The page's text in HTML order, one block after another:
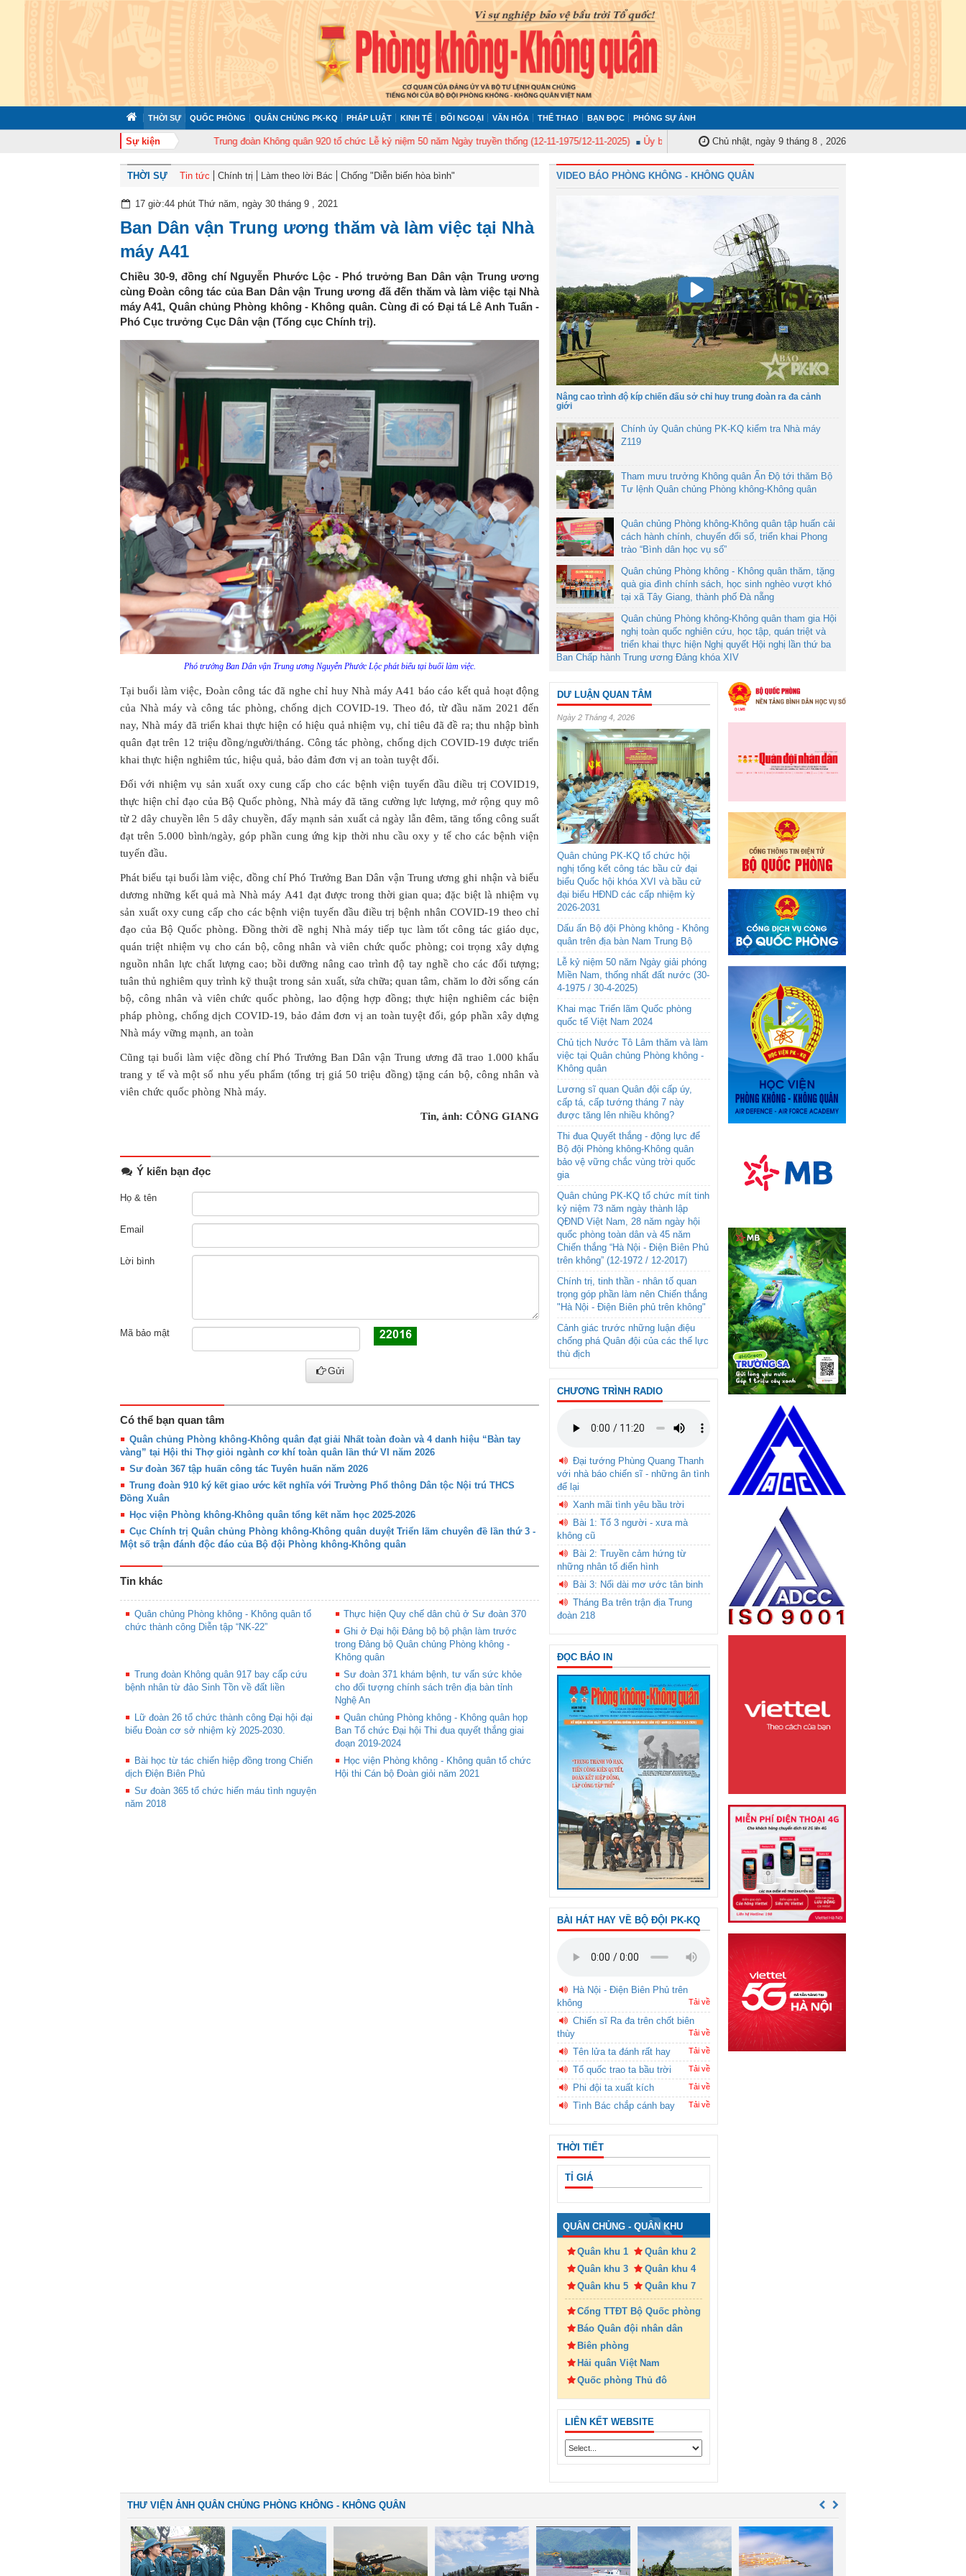
THỜI SỰ QUỐC PHÒNG QUÂN CHỦNG PK-KQ PHÁP LUẬT KINH TẾ ĐỐI NGOẠI VĂN HÓA THỂ THAO BẠN ĐỌC PHÓNG SỰ ẢNH
Sự kiện
372 tổ chức tập huấn cán bộ năm 2026 Trung đoàn Không quân 920 tổ chức Lễ kỷ niệm 50 năm Ngày truyền thống (12-11-1975/12-11-2025) Ủy ban Kiểm tra Quân ủy Trung ương tập huấn nghiệp vụ công tác kiểm tra, giám
Chủ nhật, ngày 9 tháng 8 , 2026
THỜI SỰ Tin tức Chính trị Làm theo lời Bác Chống "Diễn biến hòa bình"
17 giờ:44 phút Thứ năm, ngày 30 tháng 9 , 2021
Ban Dân vận Trung ương thăm và làm việc tại Nhà
máy A41
Chiều 30-9, đồng chí Nguyễn Phước Lộc - Phó trưởng Ban Dân vận Trung ương
cùng Đoàn công tác của Ban Dân vận Trung ương đã đến thăm và làm việc tại Nhà
máy A41, Quân chủng Phòng không - Không quân. Cùng đi có Đại tá Lê Anh Tuấn -
Phó Cục trưởng Cục Dân vận (Tổng cục Chính trị).
Phó trưởng Ban Dân vận Trung ương Nguyễn Phước Lộc phát biểu tại buổi làm việc.
Tại buổi làm việc, Đoàn công tác đã nghe chỉ huy Nhà máy A41 báo cáo kết quả hoạt động
của Nhà máy và công tác phòng, chống dịch COVID-19. Theo đó, từ đầu năm 2021 đến
nay, Nhà máy đã triển khai thực hiện có hiệu quả nhiệm vụ, chỉ tiêu đã đề ra; thu nhập bình
quân đạt trên 12 triệu đồng/người/tháng. Công tác phòng, chống dịch COVID-19 được triển
khai thực hiện nghiêm túc, hiệu quả, bảo đảm đơn vị an toàn tuyệt đối.
Đối với nhiệm vụ sản xuất oxy cung cấp cho các bệnh viện tuyến đầu điều trị COVID19,
thực hiện chỉ đạo của Bộ Quốc phòng, Nhà máy đã tăng cường lực lượng, mở rộng quy mô
từ 2 dây chuyền lên 5 dây chuyền, đẩy mạnh sản xuất cả ngày lẫn đêm, tăng tổng công suất
đạt trên 5.000 bình/ngày, góp phần cung ứng kịp thời nhu cầu oxy y tế cho các bệnh viện
tuyến đầu.
Phát biểu tại buổi làm việc, đồng chí Phó Trưởng Ban Dân vận Trung ương ghi nhận và biểu
dương những kết quả mà Nhà máy A41 đạt được trong thời gian qua; đặc biệt là nhiệm vụ
sản xuất oxy cung cấp cho các bệnh viện tuyến đầu điều trị bệnh nhân COVID-19 theo chỉ
đạo của Bộ Quốc phòng. Đồng thời đề nghị Nhà máy tiếp tục làm tốt công tác giáo dục,
quán triệt nhiệm vụ cho cán bộ, công nhân và viên chức quốc phòng; coi trọng xây dựng
nguồn nhân lực chất lượng cao; bồi dưỡng nâng cao trình độ tay nghề cho các đối tượng;
tuân thủ nghiêm quy trình kỹ thuật trong sản xuất, sửa chữa; quan tâm, chăm lo đời sống cán
bộ, công nhân và viên chức quốc phòng, lao động hợp đồng; thực hiện nghiêm các biện
pháp phòng, chống dịch COVID-19, bảo đảm đơn vị an toàn tuyệt đối, góp phần xây dựng
Nhà máy vững mạnh, an toàn
Cũng tại buổi làm việc đồng chí Phó Trưởng Ban Dân vận Trung ương đã trao 1.000 khẩu
trang y tế và một số nhu yếu phẩm (tổng trị giá 50 triệu đồng) tặng cán bộ, công nhân và
viên chức quốc phòng Nhà máy.
Tin, ảnh: CÔNG GIANG
Ý kiến bạn đọc
Họ & tên
Email
Lời bình
Mã bảo mật
Gửi
Có thể bạn quan tâm
Quân chủng Phòng không-Không quân đạt giải Nhất toàn đoàn và 4 danh hiệu “Bàn tay
vàng” tại Hội thi Thợ giỏi ngành cơ khí toàn quân lần thứ VI năm 2026
Sư đoàn 367 tập huấn công tác Tuyên huấn năm 2026
Trung đoàn 910 ký kết giao ước kết nghĩa với Trường Phổ thông Dân tộc Nội trú THCS
Đồng Xuân
Học viện Phòng không-Không quân tổng kết năm học 2025-2026
Cục Chính trị Quân chủng Phòng không-Không quân duyệt Triển lãm chuyên đề lần thứ 3 -
Một số trận đánh độc đáo của Bộ đội Phòng không-Không quân
Tin khác
Quân chủng Phòng không - Không quân tổ
chức thành công Diễn tập “NK-22”
Thực hiện Quy chế dân chủ ở Sư đoàn 370
Ghi ở Đại hội Đảng bộ bộ phận làm trước
trong Đảng bộ Quân chủng Phòng không -
Không quân
Trung đoàn Không quân 917 bay cấp cứu
bệnh nhân từ đảo Sinh Tồn về đất liền
Sư đoàn 371 khám bệnh, tư vấn sức khỏe
cho đối tượng chính sách trên địa bàn tỉnh
Nghệ An
Lữ đoàn 26 tổ chức thành công Đại hội đại
biểu Đoàn cơ sở nhiệm kỳ 2025-2030.
Quân chủng Phòng không - Không quân họp
Ban Tổ chức Đại hội Thi đua quyết thắng giai
đoạn 2019-2024
Bài học từ tác chiến hiệp đồng trong Chiến
dịch Điện Biên Phủ
Học viện Phòng không - Không quân tổ chức
Hội thi Cán bộ Đoàn giỏi năm 2021
Sư đoàn 365 tổ chức hiến máu tình nguyện
năm 2018
VIDEO BÁO PHÒNG KHÔNG - KHÔNG QUÂN
Nâng cao trình độ kíp chiến đấu sở chỉ huy trung đoàn ra đa cảnh
giới
Chính ủy Quân chủng PK-KQ kiểm tra Nhà máy
Z119
Tham mưu trưởng Không quân Ấn Độ tới thăm Bộ
Tư lệnh Quân chủng Phòng không-Không quân
Quân chủng Phòng không-Không quân tập huấn cải
cách hành chính, chuyển đổi số, triển khai Phong
trào “Bình dân học vụ số”
Quân chủng Phòng không - Không quân thăm, tặng
quà gia đình chính sách, học sinh nghèo vượt khó
tại xã Tây Giang, thành phố Đà nẵng
Quân chủng Phòng không-Không quân tham gia Hội
nghị toàn quốc nghiên cứu, học tập, quán triệt và
triển khai thực hiện Nghị quyết Hội nghị lần thứ ba
Ban Chấp hành Trung ương Đảng khóa XIV
DƯ LUẬN QUAN TÂM
Ngày 2 Tháng 4, 2026
Quân chủng PK-KQ tổ chức hội
nghị tổng kết công tác bầu cử đại
biểu Quốc hội khóa XVI và bầu cử
đại biểu HĐND các cấp nhiệm kỳ
2026-2031
Dấu ấn Bộ đội Phòng không - Không
quân trên địa bàn Nam Trung Bộ
Lễ kỷ niệm 50 năm Ngày giải phóng
Miền Nam, thống nhất đất nước (30-
4-1975 / 30-4-2025)
Khai mạc Triển lãm Quốc phòng
quốc tế Việt Nam 2024
Chủ tịch Nước Tô Lâm thăm và làm
việc tại Quân chủng Phòng không -
Không quân
Lương sĩ quan Quân đội cấp úy,
cấp tá, cấp tướng tháng 7 này
được tăng lên nhiều không?
Thi đua Quyết thắng - động lực để
Bộ đội Phòng không-Không quân
bảo vệ vững chắc vùng trời quốc
gia
Quân chủng PK-KQ tổ chức mít tinh
kỷ niệm 73 năm ngày thành lập
QĐND Việt Nam, 28 năm ngày hội
quốc phòng toàn dân và 45 năm
Chiến thắng “Hà Nội - Điện Biên Phủ
trên không” (12-1972 / 12-2017)
Chính trị, tinh thần - nhân tố quan
trọng góp phần làm nên Chiến thắng
"Hà Nội - Điện Biên phủ trên không"
Cảnh giác trước những luận điệu
chống phá Quân đội của các thế lực
thù địch
CHƯƠNG TRÌNH RADIO
Đại tướng Phùng Quang Thanh
với nhà báo chiến sĩ - những ân tình
để lại
Xanh mãi tình yêu bầu trời
Bài 1: Tổ 3 người - xưa mà
không cũ
Bài 2: Truyền cảm hứng từ
những nhân tố điển hình
Bài 3: Nối dài mơ ước tân binh
Tháng Ba trên trận địa Trung
đoàn 218
ĐỌC BÁO IN
BÀI HÁT HAY VỀ BỘ ĐỘI PK-KQ
Hà Nội - Điện Biên Phủ trên
không
Tải về
Chiến sĩ Ra đa trên chốt biên
thùy
Tải về
Tên lửa ta đánh rất hay Tải về
Tổ quốc trao ta bầu trời Tải về
Phi đội ta xuất kích Tải về
Tình Bác chắp cánh bay Tải về
THỜI TIẾT
TỈ GIÁ
QUÂN CHỦNG - QUÂN KHU
Quân khu 1
Quân khu 2
Quân khu 3
Quân khu 4
Quân khu 5
Quân khu 7
Cổng TTĐT Bộ Quốc phòng
Báo Quân đội nhân dân
Biên phòng
Hải quân Việt Nam
Quốc phòng Thủ đô
LIÊN KẾT WEBSITE
THƯ VIỆN ẢNH QUÂN CHỦNG PHÒNG KHÔNG - KHÔNG QUÂN